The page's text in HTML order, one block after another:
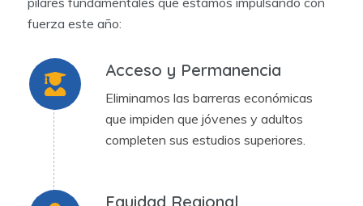
fuerza este año:
Acceso y Permanencia
Eliminamos las barreras económicas
que impiden que jóvenes y adultos
completen sus estudios superiores.
Equidad Regional